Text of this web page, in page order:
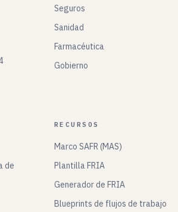
Seguros
Sanidad
Farmacéutica
Gobierno
de
RECURSOS
Marco SAFR (MAS)
Plantilla FRIA
Generador de FRIA
Blueprints de flujos de trabajo